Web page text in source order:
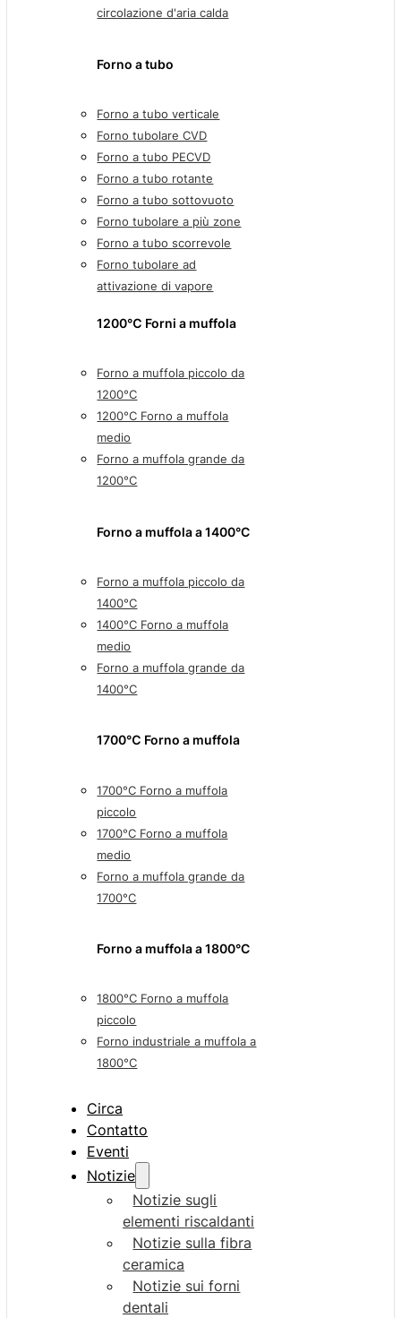
circolazione d'aria calda
Forno a tubo
Forno a tubo verticale
Forno tubolare CVD
Forno a tubo PECVD
Forno a tubo rotante
Forno a tubo sottovuoto
Forno tubolare a più zone
Forno a tubo scorrevole
Forno tubolare ad
attivazione di vapore
1200℃ Forni a muffola
Forno a muffola piccolo da
1200°C
1200°C Forno a muffola
medio
Forno a muffola grande da
1200°C
Forno a muffola a 1400°C
Forno a muffola piccolo da
1400°C
1400°C Forno a muffola
medio
Forno a muffola grande da
1400°C
1700℃ Forno a muffola
1700°C Forno a muffola
piccolo
1700°C Forno a muffola
medio
Forno a muffola grande da
1700°C
Forno a muffola a 1800°C
1800°C Forno a muffola
piccolo
Forno industriale a muffola a
1800°C
Circa
Contatto
Eventi
Notizie
Notizie sugli
elementi riscaldanti
Notizie sulla fibra
ceramica
Notizie sui forni
dentali